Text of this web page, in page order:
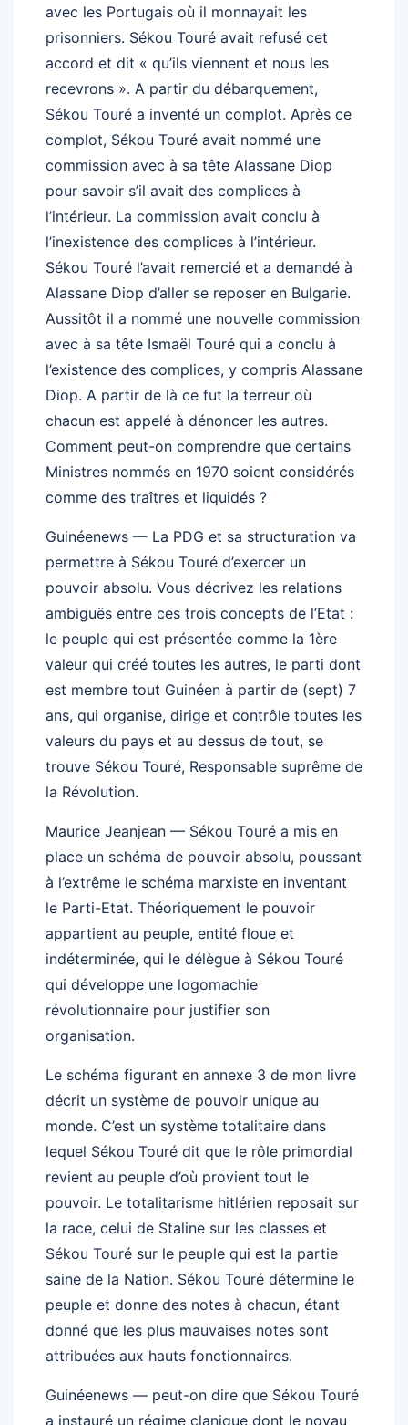
avec les Portugais où il monnayait les
prisonniers. Sékou Touré avait refusé cet
accord et dit « qu’ils viennent et nous les
recevrons ». A partir du débarquement,
Sékou Touré a inventé un complot. Après ce
complot, Sékou Touré avait nommé une
commission avec à sa tête Alassane Diop
pour savoir s’il avait des complices à
l’intérieur. La commission avait conclu à
l’inexistence des complices à l’intérieur.
Sékou Touré l’avait remercié et a demandé à
Alassane Diop d’aller se reposer en Bulgarie.
Aussitôt il a nommé une nouvelle commission
avec à sa tête Ismaël Touré qui a conclu à
l’existence des complices, y compris Alassane
Diop. A partir de là ce fut la terreur où
chacun est appelé à dénoncer les autres.
Comment peut-on comprendre que certains
Ministres nommés en 1970 soient considérés
comme des traîtres et liquidés ?
Guinéenews — La PDG et sa structuration va
permettre à Sékou Touré d’exercer un
pouvoir absolu. Vous décrivez les relations
ambiguës entre ces trois concepts de l’Etat :
le peuple qui est présentée comme la 1ère
valeur qui créé toutes les autres, le parti dont
est membre tout Guinéen à partir de (sept) 7
ans, qui organise, dirige et contrôle toutes les
valeurs du pays et au dessus de tout, se
trouve Sékou Touré, Responsable suprême de
la Révolution.
Maurice Jeanjean — Sékou Touré a mis en
place un schéma de pouvoir absolu, poussant
à l’extrême le schéma marxiste en inventant
le Parti-Etat. Théoriquement le pouvoir
appartient au peuple, entité floue et
indéterminée, qui le délègue à Sékou Touré
qui développe une logomachie
révolutionnaire pour justifier son
organisation.
Le schéma figurant en annexe 3 de mon livre
décrit un système de pouvoir unique au
monde. C’est un système totalitaire dans
lequel Sékou Touré dit que le rôle primordial
revient au peuple d’où provient tout le
pouvoir. Le totalitarisme hitlérien reposait sur
la race, celui de Staline sur les classes et
Sékou Touré sur le peuple qui est la partie
saine de la Nation. Sékou Touré détermine le
peuple et donne des notes à chacun, étant
donné que les plus mauvaises notes sont
attribuées aux hauts fonctionnaires.
Guinéenews — peut-on dire que Sékou Touré
a instauré un régime clanique dont le noyau